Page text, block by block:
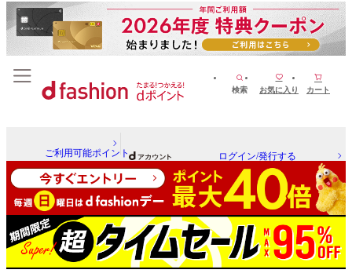
検索 お気に入り カート
ご利用可能ポイント ログイン/発行する